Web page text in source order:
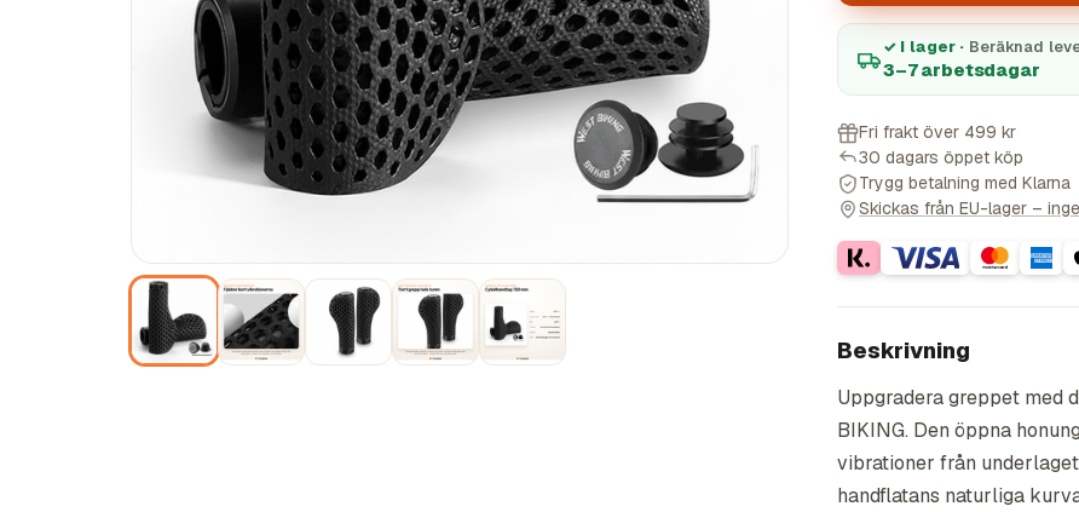
✓ I lager · Beräknad
3–7 arbetsdagar
Fri frakt över 499 kr
30 dagars öppet köp
Trygg betalning med Klarna
Skickas från EU-lager –
Beskrivning
Uppgradera greppet med
BIKING. Den öppna
vibrationer från
handflatans naturliga